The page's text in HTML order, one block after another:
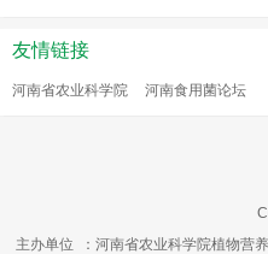
友情链接
河南省农业科学院 河南食用菌论坛
主办单位
：河南省农业科学院植物营